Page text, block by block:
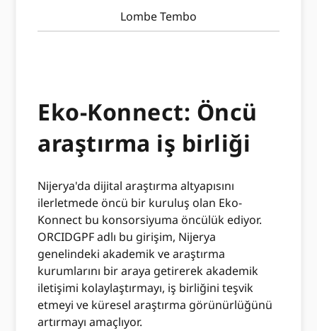
Lombe Tembo
Eko-Konnect: Öncü
araştırma iş birliği
Nijerya'da dijital araştırma altyapısını
ilerletmede öncü bir kuruluş olan Eko-
Konnect bu konsorsiyuma öncülük ediyor.
ORCIDGPF adlı bu girişim, Nijerya
genelindeki akademik ve araştırma
kurumlarını bir araya getirerek akademik
iletişimi kolaylaştırmayı, iş birliğini teşvik
etmeyi ve küresel araştırma görünürlüğünü
artırmayı amaçlıyor.